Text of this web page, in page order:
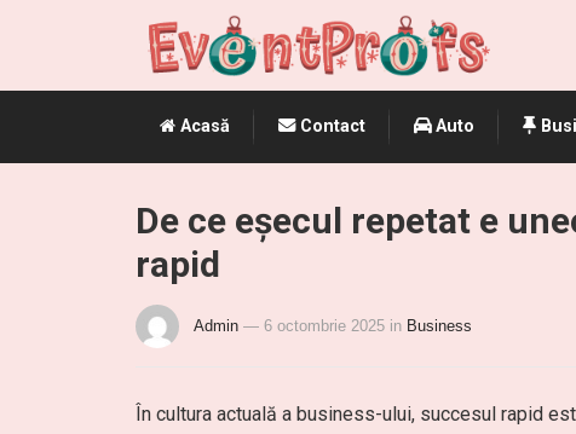
Acasă Contact Auto
De ce eșecul repetat e
rapid
Admin — 6 octombrie 2025 in Business
În cultura actuală a business-ului, succesul rapid